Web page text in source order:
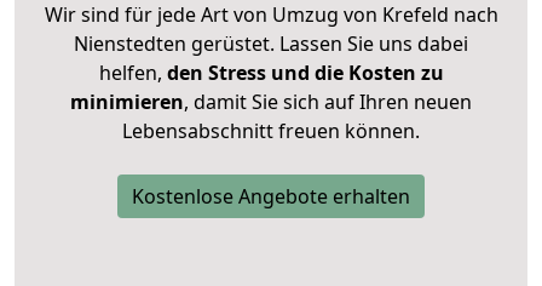
Wir sind für jede Art von Umzug von Krefeld nach
Nienstedten gerüstet. Lassen Sie uns dabei
helfen, den Stress und die Kosten zu
minimieren, damit Sie sich auf Ihren neuen
Lebensabschnitt freuen können.
Kostenlose Angebote erhalten